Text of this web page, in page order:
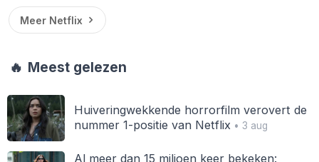
Meer Netflix
🔥 Meest gelezen
Huiveringwekkende horrorfilm verovert de
nummer 1-positie van Netflix• 3 aug
Al meer dan 15 miljoen keer bekeken: